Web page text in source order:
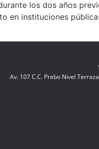
los dos años
en instituciones
Av. 107 C.C. Prebo Nivel